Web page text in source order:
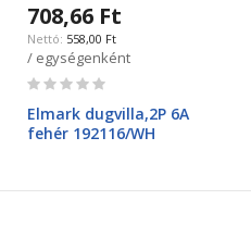
708,66 Ft
558,00 Ft
/ egységenként
Rating:
Elmark dugvilla,2P 6A
fehér 192116/WH